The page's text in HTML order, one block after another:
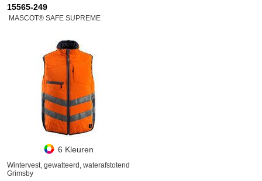
15565-249
MASCOT® SAFE SUPREME
6 Kleuren
Wintervest, gewatteerd, waterafstotend
Grimsby